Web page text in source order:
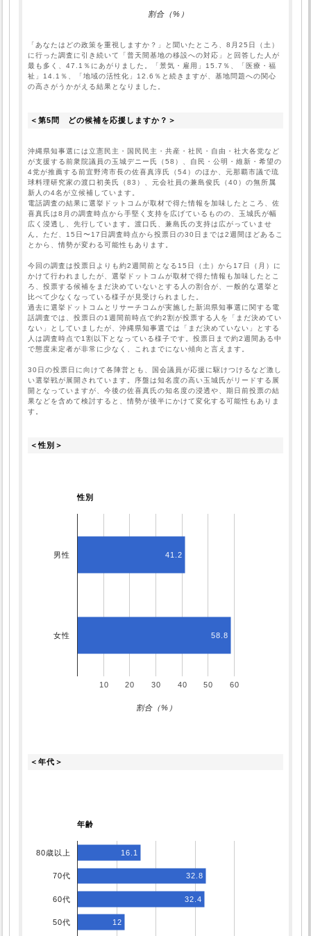
割合（%）
「あなたはどの政策を重視しますか？」と聞いたところ、8月25日（土）
に行った調査に引き続いて「普天間基地の移設への対応」と回答した人が
最も多く、47.1％にあがりました。「景気・雇用」15.7％、「医療・福
祉」14.1％、「地域の活性化」12.6％と続きますが、基地問題への関心
の高さがうかがえる結果となりました。
＜第5問　どの候補を応援しますか？＞
沖縄県知事選には立憲民主・国民民主・共産・社民・自由・社大各党など
が支援する前衆院議員の玉城デニー氏（58）、自民・公明・維新・希望の
4党が推薦する前宜野湾市長の佐喜真淳氏（54）のほか、元那覇市議で琉
球料理研究家の渡口初美氏（83）、元会社員の兼島俊氏（40）の無所属
新人の4名が立候補しています。
電話調査の結果に選挙ドットコムが取材で得た情報を加味したところ、佐
喜真氏は8月の調査時点から手堅く支持を広げているものの、玉城氏が幅
広く浸透し、先行しています。渡口氏、兼島氏の支持は広がっていませ
ん。ただ、15日〜17日調査時点から投票日の30日までは2週間ほどあるこ
とから、情勢が変わる可能性もあります。
今回の調査は投票日よりも約2週間前となる15日（土）から17日（月）に
かけて行われましたが、選挙ドットコムが取材で得た情報も加味したとこ
ろ、投票する候補をまだ決めていないとする人の割合が、一般的な選挙と
比べて少なくなっている様子が見受けられました。
過去に選挙ドットコムとリサーチコムが実施した新潟県知事選に関する電
話調査では、投票日の1週間前時点で約2割が投票する人を「まだ決めてい
ない」としていましたが、沖縄県知事選では「まだ決めていない」とする
人は調査時点で1割以下となっている様子です。投票日まで約2週間ある中
で態度未定者が非常に少なく、これまでにない傾向と言えます。
30日の投票日に向けて各陣営とも、国会議員が応援に駆けつけるなど激し
い選挙戦が展開されています。序盤は知名度の高い玉城氏がリードする展
開となっていますが、今後の佐喜真氏の知名度の浸透や、期日前投票の結
果などを含めて検討すると、情勢が後半にかけて変化する可能性もありま
す。
＜性別＞
性別
10 20 30 40 50 60
男性
女性
41.2
58.8
割合（%）
＜年代＞
年齢
80歳以上
70代
60代
50代
16.1
32.8
32.4
12